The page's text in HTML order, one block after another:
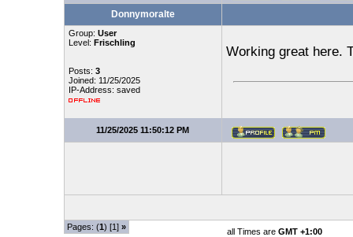
Donnymoralte
Group: User
Level: Frischling
Posts: 3
Joined: 11/25/2025
IP-Address: saved
Working great here.
11/25/2025 11:50:12 PM
Pages: (1) [1] » all Times are GMT +1:00